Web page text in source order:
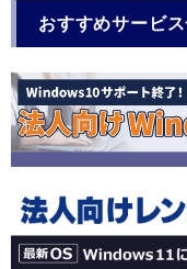
おすすめサービ